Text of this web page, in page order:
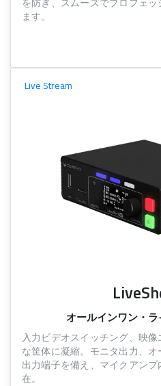
ます。
Live Stream
オールインワン・
入力ビデオスイッチング、映
な筐体に凝縮。モニタ出力、
出力端子を備え、マイクアン
在。